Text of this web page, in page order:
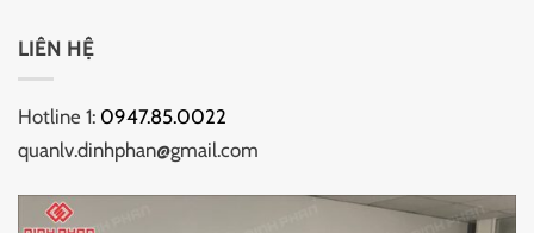
LIÊN HỆ
Hotline 1: 0947.85.0022
quanlv.dinhphan@gmail.com